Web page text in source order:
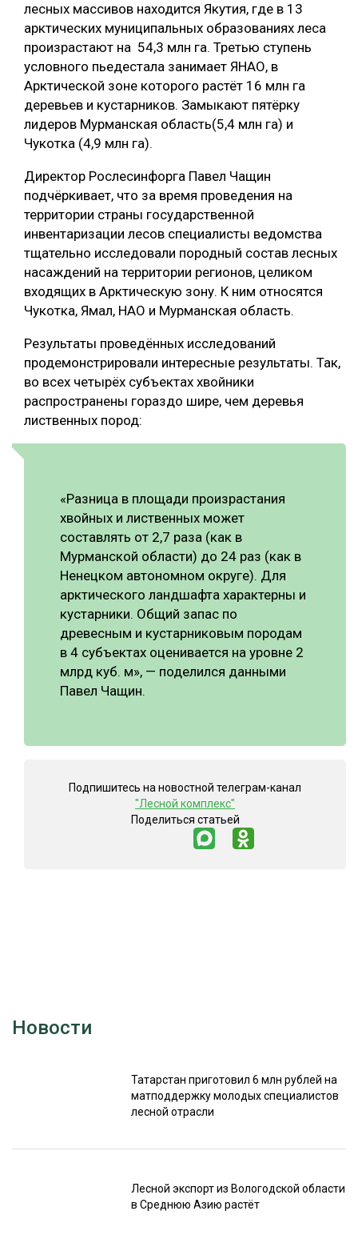
лесных массивов находится Якутия, где в 13
арктических муниципальных образованиях леса
произрастают на 54,3 млн га. Третью ступень
условного пьедестала занимает ЯНАО, в
Арктической зоне которого растёт 16 млн га
деревьев и кустарников. Замыкают пятёрку
лидеров Мурманская область(5,4 млн га) и
Чукотка (4,9 млн га).
Директор Рослесинфорга Павел Чащин
подчёркивает, что за время проведения на
территории страны государственной
инвентаризации лесов специалисты ведомства
тщательно исследовали породный состав лесных
насаждений на территории регионов, целиком
входящих в Арктическую зону. К ним относятся
Чукотка, Ямал, НАО и Мурманская область.
Результаты проведённых исследований
продемонстрировали интересные результаты. Так,
во всех четырёх субъектах хвойники
распространены гораздо шире, чем деревья
лиственных пород:
«Разница в площади произрастания
хвойных и лиственных может
составлять от 2,7 раза (как в
Мурманской области) до 24 раз (как в
Ненецком автономном округе). Для
арктического ландшафта характерны и
кустарники. Общий запас по
древесным и кустарниковым породам
в 4 субъектах оценивается на уровне 2
млрд куб. м», — поделился данными
Павел Чащин.
Подпишитесь на новостной телеграм-канал
"Лесной комплекс"
Поделиться статьей
Новости
Татарстан приготовил 6 млн рублей на
матподдержку молодых специалистов
лесной отрасли
Лесной экспорт из Вологодской области
в Среднюю Азию растёт